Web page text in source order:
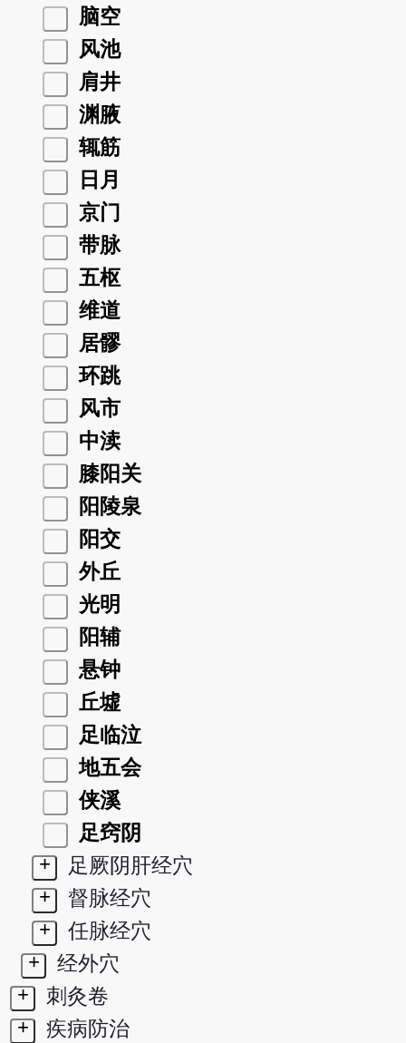
脑空
风池
肩井
渊腋
辄筋
日月
京门
带脉
五枢
维道
居髎
环跳
风市
中渎
膝阳关
阳陵泉
阳交
外丘
光明
阳辅
悬钟
丘墟
足临泣
地五会
侠溪
足窍阴
+
足厥阴肝经穴
+
督脉经穴
+
任脉经穴
+
经外穴
+
刺灸卷
+
疾病防治